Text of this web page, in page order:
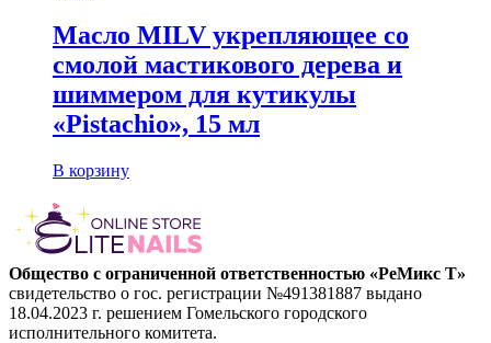
Масло MILV укрепляющее со
смолой мастикового дерева и
шиммером для кутикулы
«Pistachio», 15 мл
В корзину
Общество с ограниченной ответственностью «РеМикс Т»
свидетельство о гос. регистрации №491381887 выдано
18.04.2023 г. решением Гомельского городского
исполнительного комитета.